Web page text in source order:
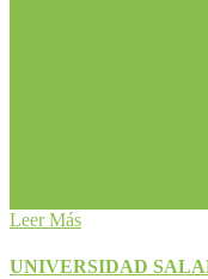
Leer Más
UNIVERSIDAD